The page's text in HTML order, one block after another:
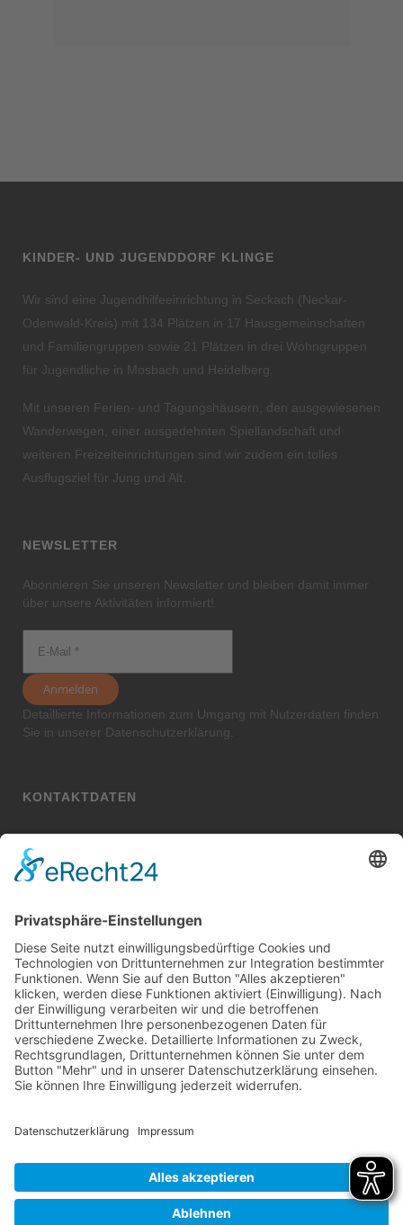
KINDER- UND JUGENDDORF KLINGE
Wir sind eine Jugendhilfeeinrichtung in Seckach (Neckar-
Odenwald-Kreis) mit 134 Plätzen in 17 Hausgemeinschaften
und Familiengruppen sowie 21 Plätzen in drei Wohngruppen
für Jugendliche in Mosbach und Heidelberg.
Mit unseren Ferien- und Tagungshäusern, den ausgewiesenen
Wanderwegen, einer ausgedehnten Spiellandschaft und
weiteren Freizeiteinrichtungen sind wir zudem ein tolles
Ausflugsziel für Jung und Alt.
NEWSLETTER
Abonnieren Sie unseren Newsletter und bleiben damit immer
über unsere Aktivitäten informiert!
Detaillierte Informationen zum Umgang mit Nutzerdaten finden
Sie in unserer Datenschutzerklärung
KONTAKTDATEN
Klingestraße 30
74743 Seckach
Tel:+49 62 92 78 0
Fax: +49 62 92 78 200
E-Mail: info@klinge-seckach.de
Bankverbindung
Sparkasse Neckartal-Odenwald
IBAN: DE63 6745 0048 0004 2031 39
BIC: SOLADES1MOS
© 2024Systemhaus JOAM
DATENSCHUTZERKLÄRUNG